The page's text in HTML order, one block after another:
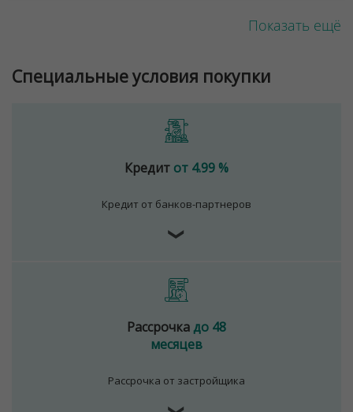
Показать ещё
Специальные условия покупки
Кредит от 4.99 %
Кредит от банков-партнеров
❯
Рассрочкадо 48
месяцев
Рассрочка от застройщика